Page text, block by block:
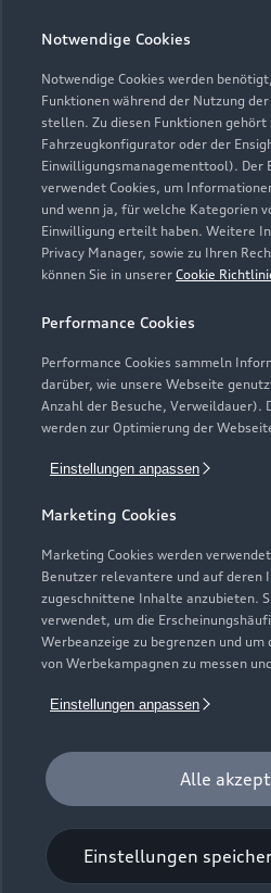
Notwendige Cookies
Notwendige Cookies werden
Funktionen während der Nutzung
stellen. Zu diesen Funktionen gehört
Fahrzeugkonfigurator oder der
Einwilligungsmanagementtool). Der
verwendet Cookies, um
und wenn ja, für welche Kategorien
Einwilligung erteilt haben. Weitere
Privacy Manager, sowie zu Ihren
können Sie in unserer Cookie
Performance Cookies
Performance Cookies sammeln
darüber, wie unsere Webseite
Anzahl der Besuche, Verweildauer).
werden zur Optimierung der
Einstellungen anpassen
Marketing Cookies
Marketing Cookies werden
Benutzer relevantere und auf deren
zugeschnittene Inhalte anzubieten.
verwendet, um die
Werbeanzeige zu begrenzen und
von Werbekampagnen zu messen
Einstellungen anpassen
Alle
Einstellungen
Modelle
Alle Modelle
Modelle vergleichen
Elektromodelle
Plug-in-Hybride
Kaufen & leasen
Gebrauchtwagensuche
Gebrauchtwagen
Finanzierung
Aktionen & Angebote
Geschäftskunden
Service & Zubehör
Audi Services
Garantie
Audi digital services
myAudi
Kundenservice
Audi Online Beratung
Online-Terminvereinbarung
Servicekontakt
Bordbuch &
Verträge kündigen
Über Audi
Unternehmen
Karriere
Investor Relations
Presse & Media Center
Datenschutz
© 2026 AUDI AG. Alle Rechte
Impressum Rechtliches
Datenschutzinformation
Digital Services Act
EU Data Act
Der Umfang des Audi CarCheck
fahrzeugindividuell (bzgl.
angepasst.